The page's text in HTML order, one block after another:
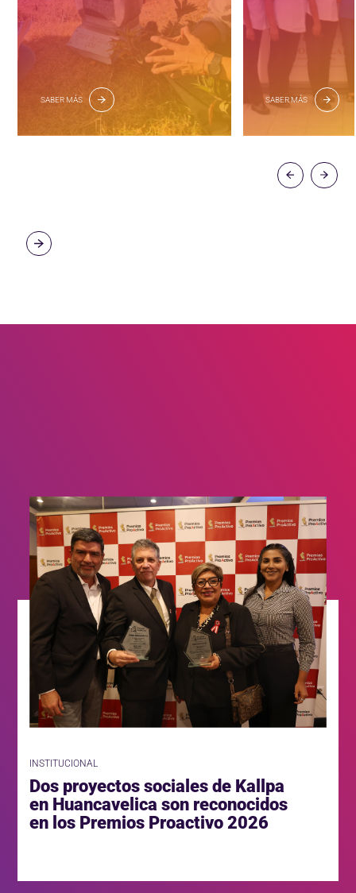
SABER MÁS SABER MÁS
‹ ›
INSTITUCIONAL
Dos proyectos sociales de Kallpa
en Huancavelica son reconocidos
en los Premios Proactivo 2026